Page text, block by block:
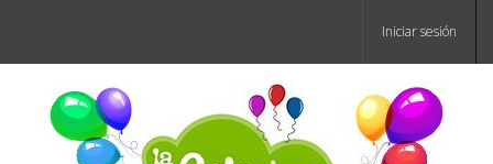
Iniciar sesión